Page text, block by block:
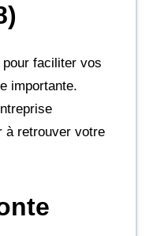
pour faciliter vos
importante.
à retrouver votre